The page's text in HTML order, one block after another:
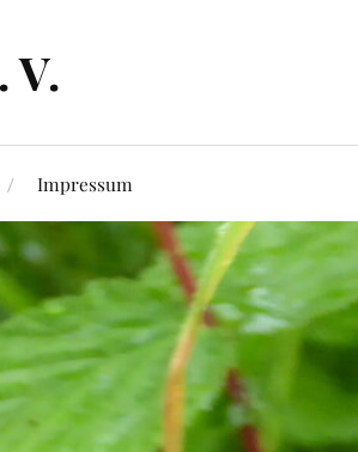
V.
Impressum